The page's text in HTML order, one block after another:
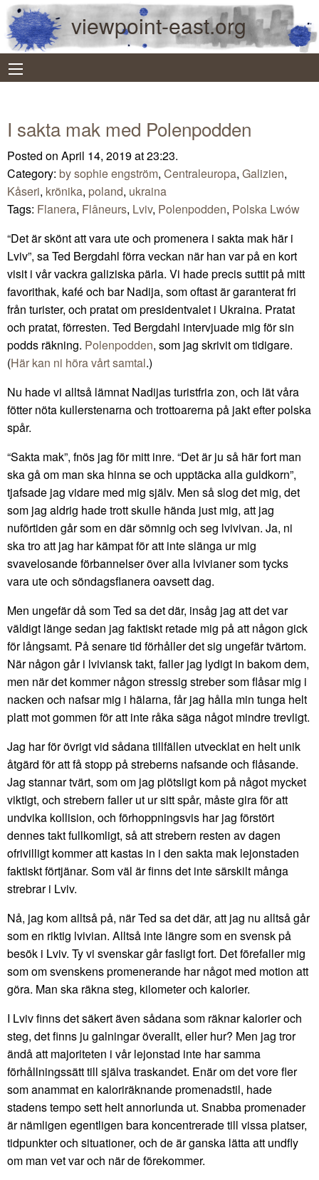
viewpoint-east.org
I sakta mak med Polenpodden
Posted on April 14, 2019 at 23:23.
Category: by sophie engström, Centraleuropa, Galizien,
Kåseri, krönika, poland, ukraina
Tags: Flanera, Flâneurs, Lviv, Polenpodden, Polska Lwów
“Det är skönt att vara ute och promenera i sakta mak här i
Lviv”, sa Ted Bergdahl förra veckan när han var på en kort
visit i vår vackra galiziska pärla. Vi hade precis suttit på mitt
favorithak, kafé och bar Nadija, som oftast är garanterat fri
från turister, och pratat om presidentvalet i Ukraina. Pratat
och pratat, förresten. Ted Bergdahl intervjuade mig för sin
podds räkning. Polenpodden, som jag skrivit om tidigare.
(Här kan ni höra vårt samtal.)
Nu hade vi alltså lämnat Nadijas turistfria zon, och lät våra
fötter nöta kullerstenarna och trottoarerna på jakt efter polska
spår.
“Sakta mak”, fnös jag för mitt inre. “Det är ju så här fort man
ska gå om man ska hinna se och upptäcka alla guldkorn”,
tjafsade jag vidare med mig själv. Men så slog det mig, det
som jag aldrig hade trott skulle hända just mig, att jag
nuförtiden går som en där sömnig och seg lvivivan. Ja, ni
ska tro att jag har kämpat för att inte slänga ur mig
svavelosande förbannelser över alla lvivianer som tycks
vara ute och söndagsflanera oavsett dag.
Men ungefär då som Ted sa det där, insåg jag att det var
väldigt länge sedan jag faktiskt retade mig på att någon gick
för långsamt. På senare tid förhåller det sig ungefär tvärtom.
När någon går i lviviansk takt, faller jag lydigt in bakom dem,
men när det kommer någon stressig streber som flåsar mig i
nacken och nafsar mig i hälarna, får jag hålla min tunga helt
platt mot gommen för att inte råka säga något mindre trevligt.
Jag har för övrigt vid sådana tillfällen utvecklat en helt unik
åtgärd för att få stopp på streberns nafsande och flåsande.
Jag stannar tvärt, som om jag plötsligt kom på något mycket
viktigt, och strebern faller ut ur sitt spår, måste gira för att
undvika kollision, och förhoppningsvis har jag förstört
dennes takt fullkomligt, så att strebern resten av dagen
ofrivilligt kommer att kastas in i den sakta mak lejonstaden
faktiskt förtjänar. Som väl är finns det inte särskilt många
strebrar i Lviv.
Nå, jag kom alltså på, när Ted sa det där, att jag nu alltså går
som en riktig lvivian. Alltså inte längre som en svensk på
besök i Lviv. Ty vi svenskar går fasligt fort. Det förefaller mig
som om svenskens promenerande har något med motion att
göra. Man ska räkna steg, kilometer och kalorier.
I Lviv finns det säkert även sådana som räknar kalorier och
steg, det finns ju galningar överallt, eller hur? Men jag tror
ändå att majoriteten i vår lejonstad inte har samma
förhållningssätt till själva traskandet. Enär om det vore fler
som anammat en kaloriräknande promenadstil, hade
stadens tempo sett helt annorlunda ut. Snabba promenader
är nämligen egentligen bara koncentrerade till vissa platser,
tidpunkter och situationer, och de är ganska lätta att undfly
om man vet var och när de förekommer.